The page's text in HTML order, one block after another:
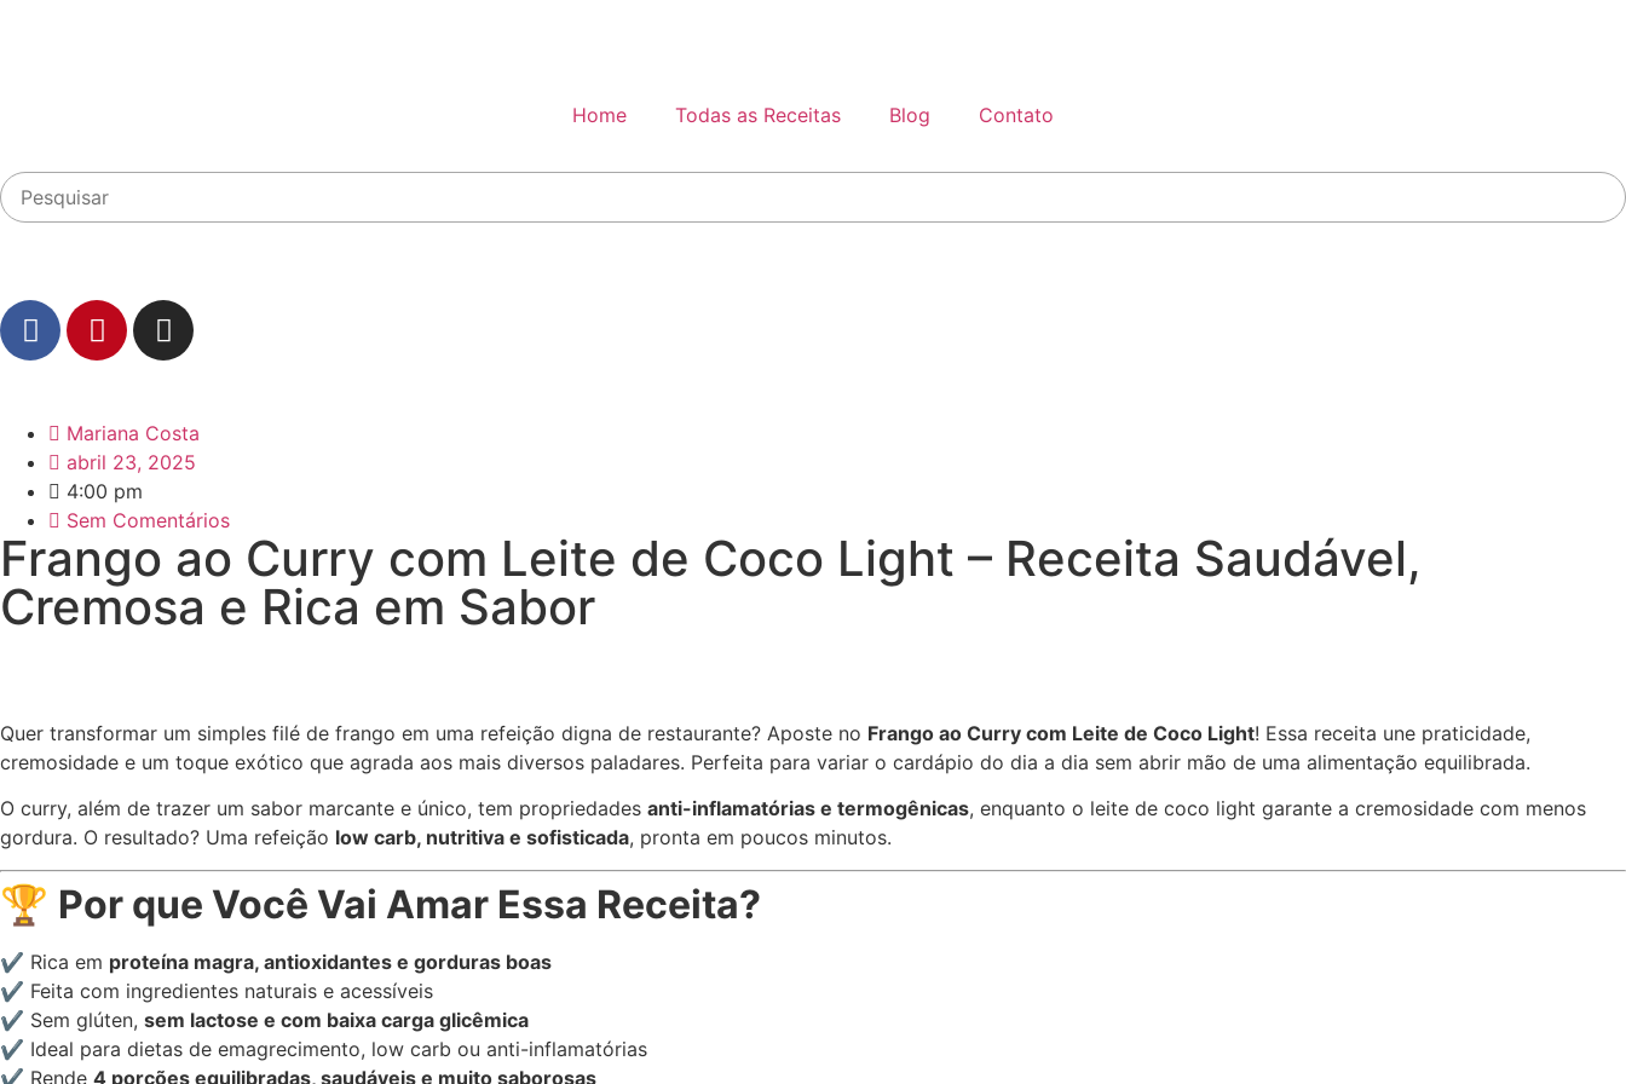
Home Todas as Receitas Blog Contato
Mariana Costa
abril 23, 2025
4:00 pm
Sem Comentários
Frango ao Curry com Leite de Coco Light – Receita Saudável,
Cremosa e Rica em Sabor
Quer transformar um simples filé de frango em uma refeição digna de restaurante? Aposte no Frango ao Curry com Leite de Coco Light! Essa receita une praticidade,
cremosidade e um toque exótico que agrada aos mais diversos paladares. Perfeita para variar o cardápio do dia a dia sem abrir mão de uma alimentação equilibrada.
O curry, além de trazer um sabor marcante e único, tem propriedades anti-inflamatórias e termogênicas, enquanto o leite de coco light garante a cremosidade com menos
gordura. O resultado? Uma refeição low carb, nutritiva e sofisticada, pronta em poucos minutos.
🏆 Por que Você Vai Amar Essa Receita?
✔ Rica em proteína magra, antioxidantes e gorduras boas
✔ Feita com ingredientes naturais e acessíveis
✔ Sem glúten, sem lactose e com baixa carga glicêmica
✔ Ideal para dietas de emagrecimento, low carb ou anti-inflamatórias
✔ Rende 4 porções equilibradas, saudáveis e muito saborosas